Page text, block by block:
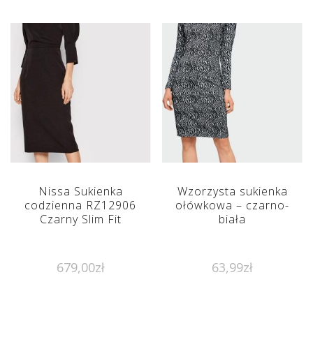
Nissa Sukienka
codzienna RZ12906
Czarny Slim Fit
679,00zł
Wzorzysta sukienka
ołówkowa – czarno-
biała
63,99zł